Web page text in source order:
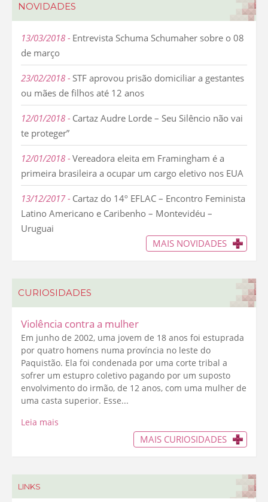
NOVIDADES
13/03/2018
Entrevista Schuma Schumaher sobre o 08
de março
23/02/2018
STF aprovou prisão domiciliar a gestantes
ou mães de filhos até 12 anos
12/01/2018
Cartaz Audre Lorde – Seu Silêncio não vai
te proteger”
12/01/2018 Vereadora eleita em Framingham é a
primeira brasileira a ocupar um cargo eletivo nos EUA
13/12/2017
Cartaz do 14º EFLAC – Encontro Feminista
Latino Americano e Caribenho – Montevidéu –
Uruguai
MAIS NOVIDADES
CURIOSIDADES
Violência contra a mulher
Em junho de 2002, uma jovem de 18 anos foi estuprada
por quatro homens numa província no leste do
Paquistão. Ela foi condenada por uma corte tribal a
sofrer um estupro coletivo pagando por um suposto
envolvimento do irmão, de 12 anos, com uma mulher de
uma casta superior. Esse...
Leia mais
MAIS CURIOSIDADES
LINKS